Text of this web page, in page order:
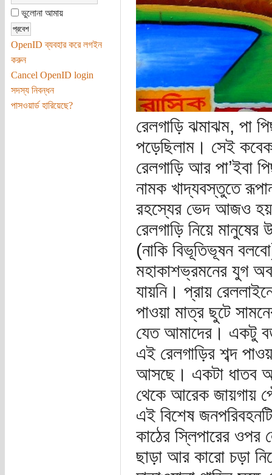
ভুলোনা আমায়
OpenID ব্যবহার করে লগইন
করুন
Cancel OpenID login
সদস্য নিবন্ধন
পাসওয়ার্ড হারিয়েছে?
রেলগাড়ি ঝমাঝম, পা
পড়েছিলাম। সেই
রেলগাড়ি আর পা’ইবা
নামক খাদ্যবস্তুতে
রহস্যের ভেদ আজও
রেলগাড়ি নিয়ে
(নাকি বিভূতিভূষন
মহাকাশভ্রমনের যুগ
যায়নি। প্রায়
পাওয়া মাত্র ছুটে
যেত আমাদের। একটু বড়
এই রেলগাড়ির শব্দ
আসছে। একটা ধাতব
থেকে আরেক জায়গায়
এই বিশেষ
কাঠের স্লিপারের ওপর
ছাড়া আর কারো চড়া